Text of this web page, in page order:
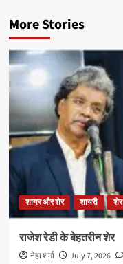
More Stories
शायर और शेर शायरी शेर
राजेश रेडी के बेहतरीन शेर
नेहा शर्मा July 7, 2026